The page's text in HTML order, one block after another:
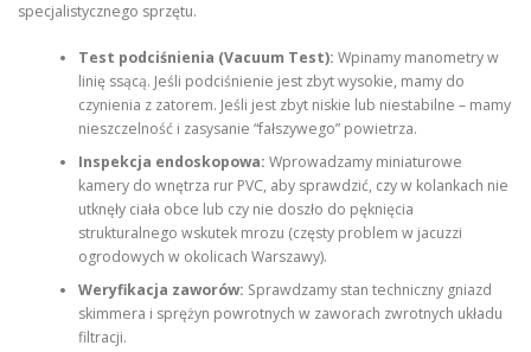
specjalistycznego sprzętu.
Test podciśnienia (Vacuum Test): Wpinamy manometry w
linię ssącą. Jeśli podciśnienie jest zbyt wysokie, mamy do
czynienia z zatorem. Jeśli jest zbyt niskie lub niestabilne – mamy
nieszczelność i zasysanie “fałszywego” powietrza.
Inspekcja endoskopowa: Wprowadzamy miniaturowe
kamery do wnętrza rur PVC, aby sprawdzić, czy w kolankach nie
utknęły ciała obce lub czy nie doszło do pęknięcia
strukturalnego wskutek mrozu (częsty problem w jacuzzi
ogrodowych w okolicach Warszawy).
Weryfikacja zaworów: Sprawdzamy stan techniczny gniazd
skimmera i sprężyn powrotnych w zaworach zwrotnych układu
filtracji.